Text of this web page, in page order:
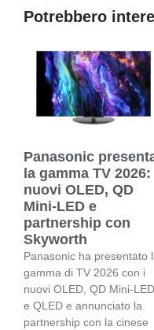
Potrebbero
Panasonic
la gamma TV 2026:
nuovi OLED, QD
Mini-LED e
partnership con
Skyworth
Panasonic ha presentato
gamma di TV 2026 con i
nuovi OLED, QD Mini-LED
e QLED e annunciato la
partnership con la cinese